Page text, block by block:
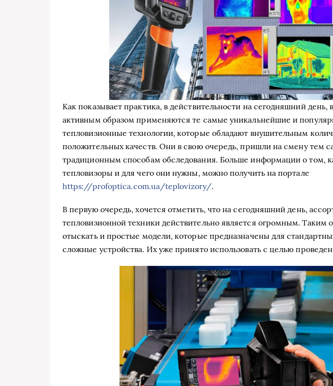
Как показывает практика, в действительности на сегодняшний день,
активным образом применяются те самые уникальнейшие и
тепловизионные технологии, которые обладают внушительным
положительных качеств. Они в свою очередь, пришли на смену тем
традиционным способам обследования. Больше информации о том,
тепловизоры и для чего они нужны, можно получить на портале
https://profoptica.com.ua/teplovizory/.
В первую очередь, хочется отметить, что на сегодняшний день,
тепловизионной техники действительно является огромным. Таким
отыскать и простые модели, которые предназначены для
сложные устройства. Их уже принято использовать с целью